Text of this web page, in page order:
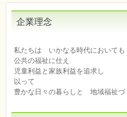
企業理念
私たちは いかなる時代においても
公共の福祉に仕え
児童利益と家族利益を追求し
以って
豊かな日々の暮らしと 地域福祉づ